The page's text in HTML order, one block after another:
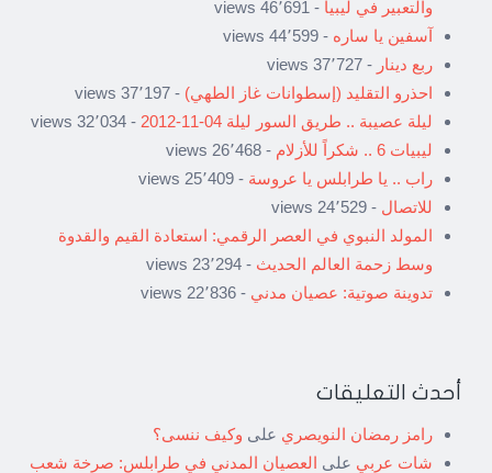
والتعبير في ليبيا - 46٬691 views
آسفين يا ساره - 44٬599 views
ربع دينار - 37٬727 views
احذرو التقليد (إسطوانات غاز الطهي) - 37٬197 views
ليلة عصيبة .. طريق السور ليلة 04-11-2012
- 32٬034 views
ليبيات 6 .. شكراً للأزلام
- 26٬468 views
راب .. يا طرابلس يا عروسة - 25٬409 views
للاتصال - 24٬529 views
المولد النبوي في العصر الرقمي: استعادة القيم والقدوة
وسط زحمة العالم الحديث - 23٬294 views
تدوينة صوتية: عصيان مدني - 22٬836 views
أحدث التعليقات
رامز رمضان النويصري على وكيف ننسى؟
شات عربي على العصيان المدني في طرابلس: صرخة شعب